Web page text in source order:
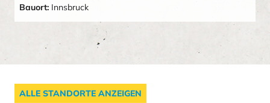
Bauort: Innsbruck
ALLE STANDORTE ANZEIGEN